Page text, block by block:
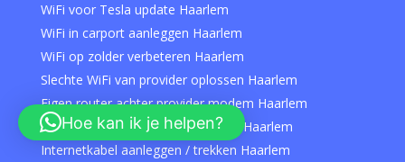
WiFi voor Tesla update Haarlem
WiFi in carport aanleggen Haarlem
WiFi op zolder verbeteren Haarlem
Slechte WiFi van provider oplossen Haarlem
Eigen router achter provider modem Haarlem
Thuiswerkplek internet verbeteren Haarlem
Internetkabel aanleggen / trekken Haarlem
Hoe kan ik je helpen?